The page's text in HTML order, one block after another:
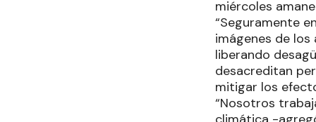
miércoles
“Seguramente
imágenes de
liberando
desacreditan
mitigar los
“Nosotros